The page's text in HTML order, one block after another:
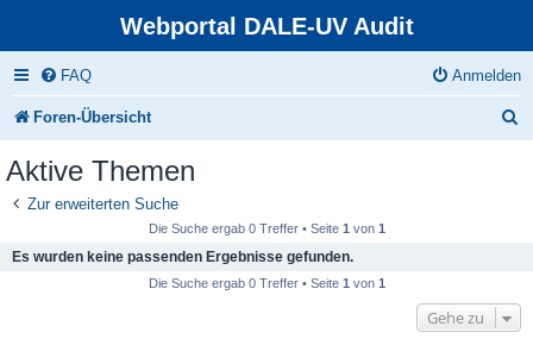
Webportal DALE-UV Audit
FAQ Anmelden
Foren-Übersicht
Aktive Themen
Zur erweiterten Suche
Die Suche ergab 0 Treffer • Seite 1 von 1
Es wurden keine passenden Ergebnisse gefunden.
Die Suche ergab 0 Treffer • Seite 1 von 1
Gehe zu